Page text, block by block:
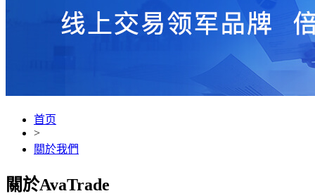
首页
>
關於我們
關於AvaTrade